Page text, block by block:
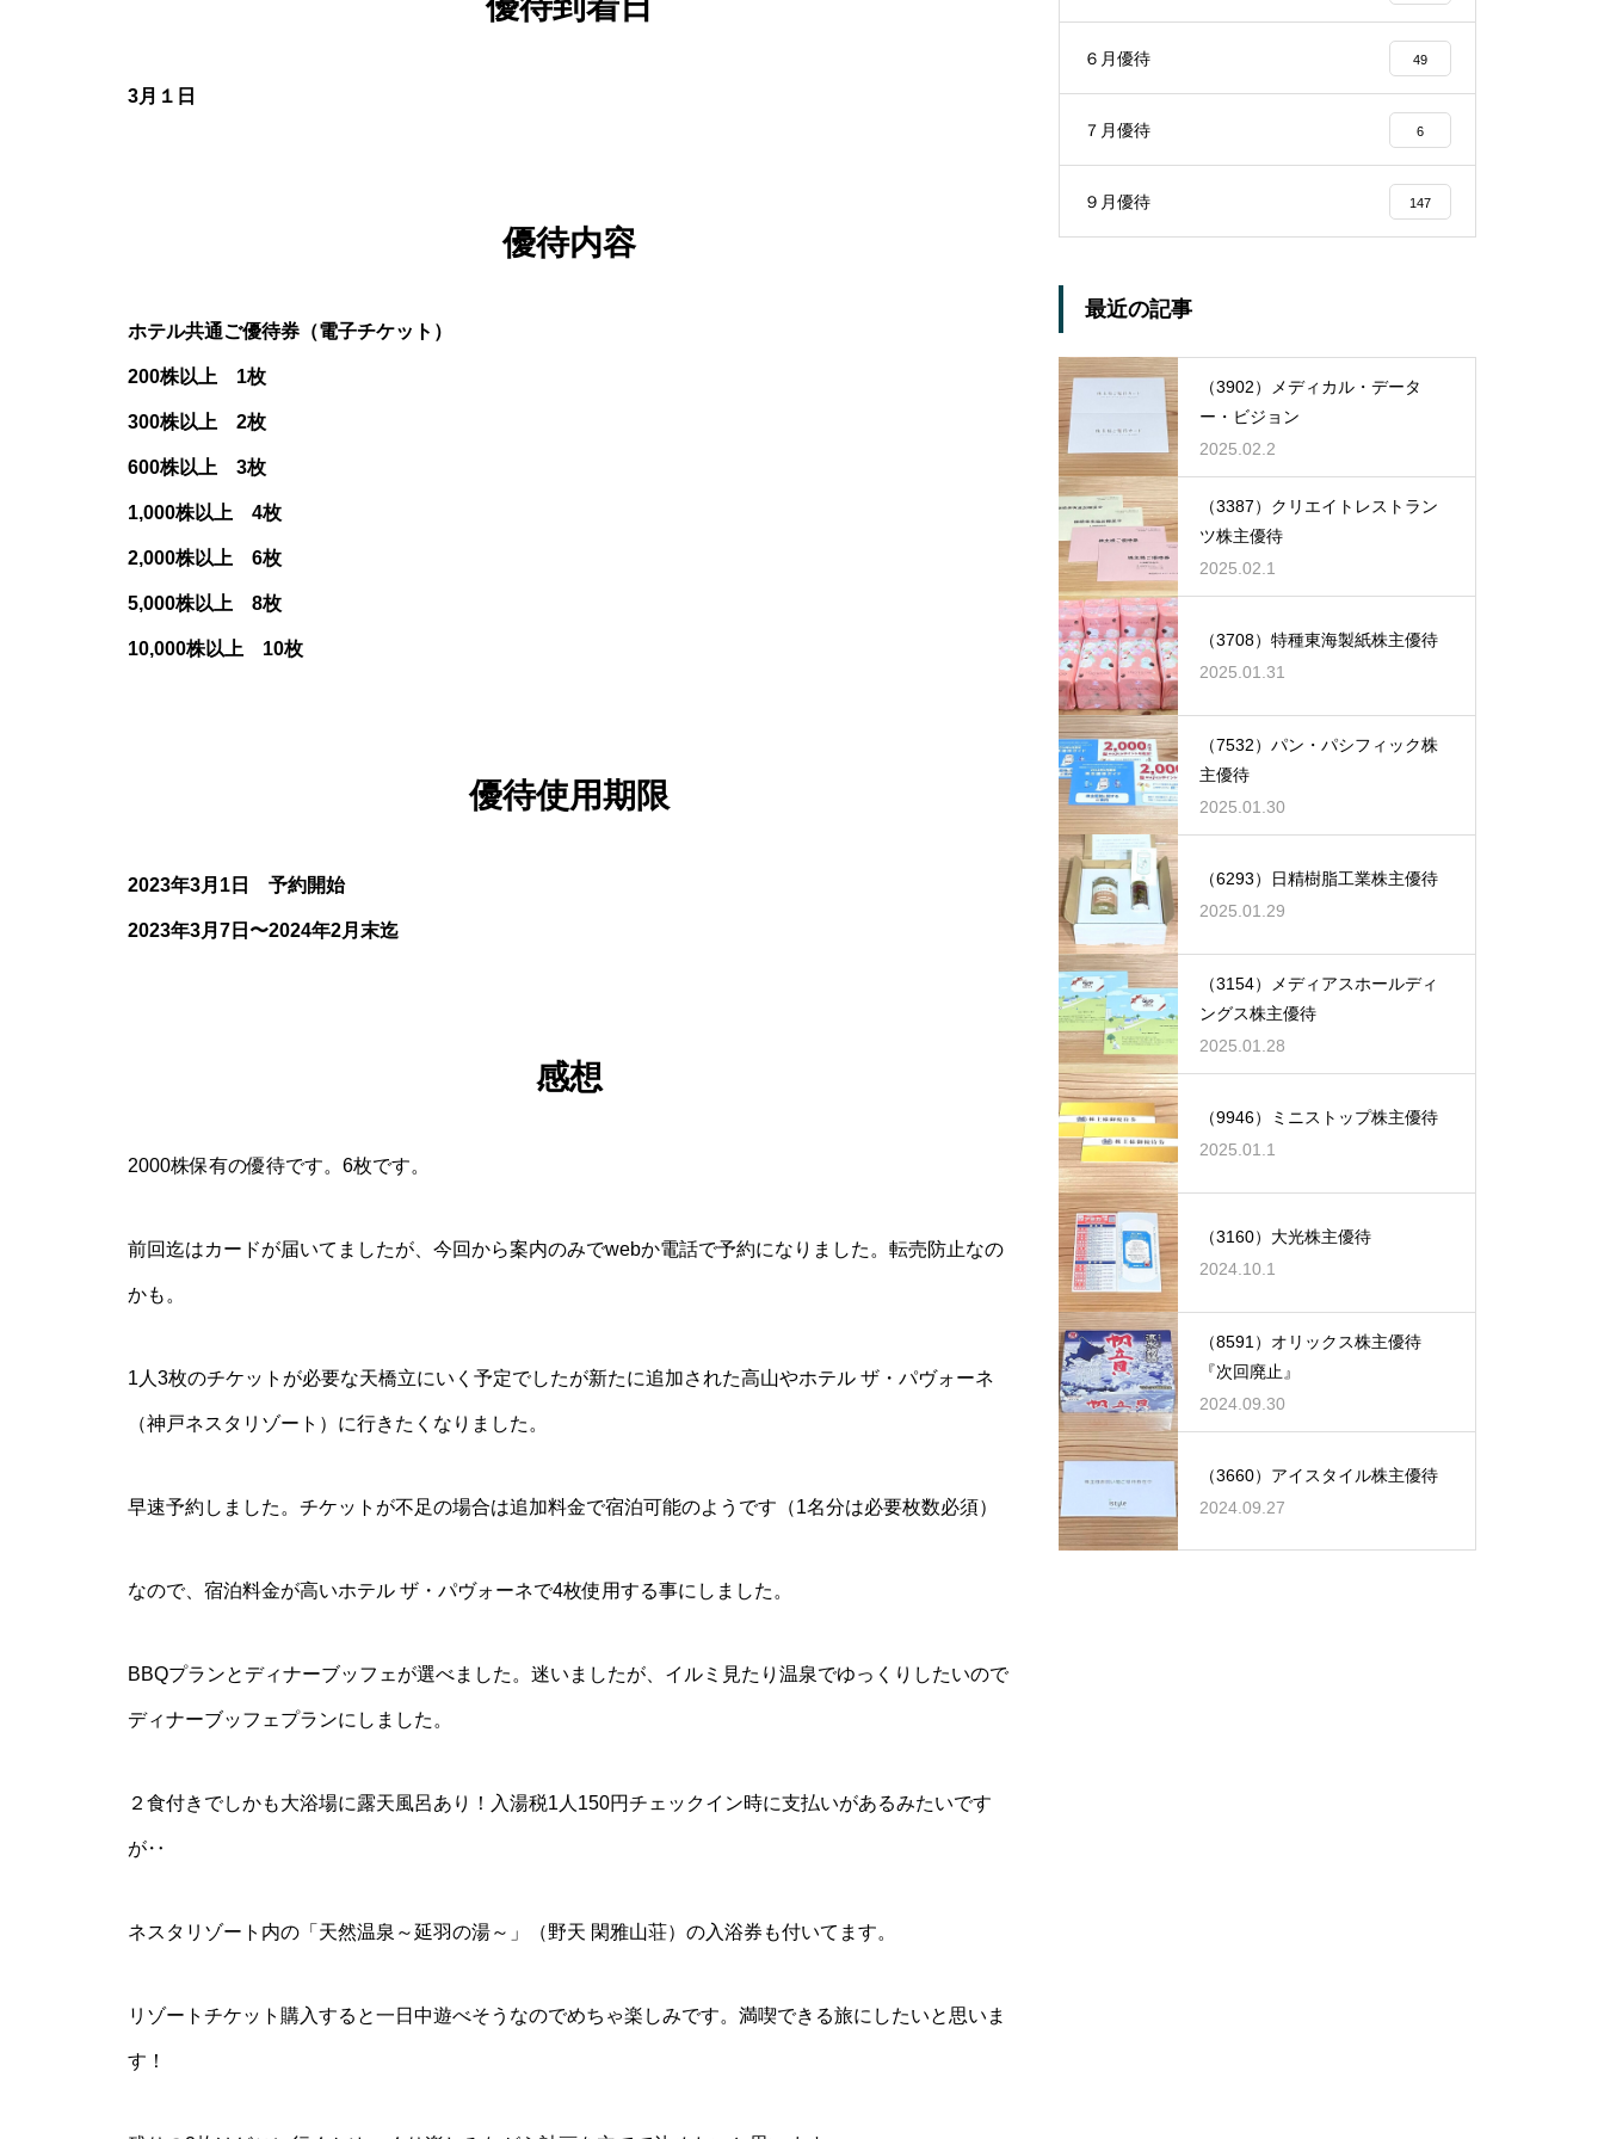
3月１日
優待内容
ホテル共通ご優待券（電子チケット）
200株以上 1枚
300株以上 2枚
600株以上 3枚
1,000株以上 4枚
2,000株以上 6枚
5,000株以上 8枚
10,000株以上 10枚
優待使用期限
2023年3月1日 予約開始
2023年3月7日〜2024年2月末迄
感想
2000株保有の優待です。6枚です。
前回迄はカードが届いてましたが、今回から案内のみでwebか電話で予約になりました。転売防止なの
かも。
1人3枚のチケットが必要な天橋立にいく予定でしたが新たに追加された高山やホテル ザ・パヴォーネ
（神戸ネスタリゾート）に行きたくなりました。
早速予約しました。チケットが不足の場合は追加料金で宿泊可能のようです（1名分は必要枚数必須）
なので、宿泊料金が高いホテル ザ・パヴォーネで4枚使用する事にしました。
BBQプランとディナーブッフェが選べました。迷いましたが、イルミ見たり温泉でゆっくりしたいので
ディナーブッフェプランにしました。
２食付きでしかも大浴場に露天風呂あり！入湯税1人150円チェックイン時に支払いがあるみたいです
が‥
ネスタリゾート内の「天然温泉～延羽の湯～」（野天 閑雅山荘）の入浴券も付いてます。
リゾートチケット購入すると一日中遊べそうなのでめちゃ楽しみです。満喫できる旅にしたいと思いま
す！
６月優待 49
７月優待 6
９月優待 147
最近の記事
（3902）メディカル・データ
ー・ビジョン
2025.02.2
（3387）クリエイトレストラン
ツ株主優待
2025.02.1
（3708）特種東海製紙株主優待
2025.01.31
（7532）パン・パシフィック株
主優待
2025.01.30
（6293）日精樹脂工業株主優待
2025.01.29
（3154）メディアスホールディ
ングス株主優待
2025.01.28
（9946）ミニストップ株主優待
2025.01.1
（3160）大光株主優待
2024.10.1
（8591）オリックス株主優待
『次回廃止』
2024.09.30
（3660）アイスタイル株主優待
2024.09.27